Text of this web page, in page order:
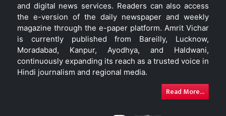
and digital news services. Readers can also access
the e-version of the daily newspaper and weekly
magazine through the e-paper platform. Amrit Vichar
is currently published from Bareilly, Lucknow,
Moradabad, Kanpur, Ayodhya, and Haldwani,
continuously expanding its reach as a trusted voice in
Hindi journalism and regional media.
Read More...